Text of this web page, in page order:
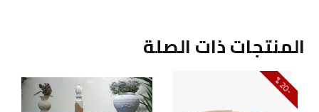
المنتجات ذات الصلة
-
2
0
%